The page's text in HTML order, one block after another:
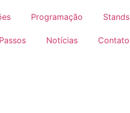
Programação Stands
Notícias Contato